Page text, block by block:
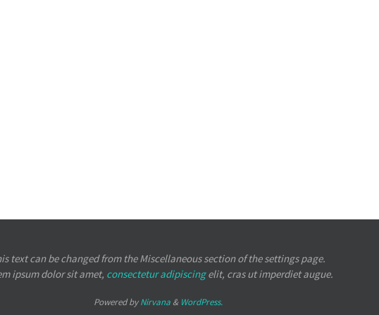
text can be changed from the Miscellaneous section of the settings page.
ipsumdolor sit amet, consectetur adipiscingelit, cras ut imperdiet augue.
Powered byNirvana& WordPress.